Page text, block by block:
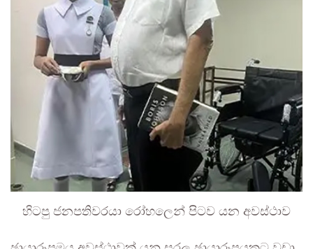
හිටපු ජනපතිවරයා රෝහලෙන් පිටව යන අවස්ථාව